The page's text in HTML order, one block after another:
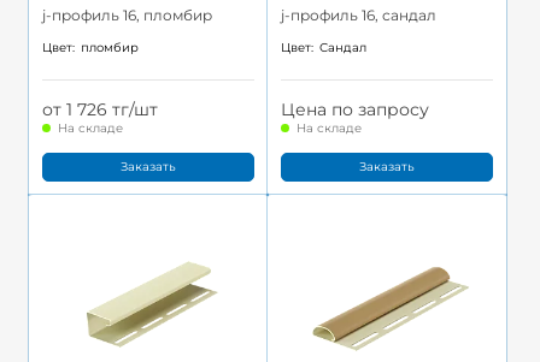
j-профиль 16, пломбир
Цвет: пломбир
от 1 726 тг/шт
На складе
Заказать
j-профиль 16, сандал
Цвет: Сандал
Цена по запросу
На складе
Заказать